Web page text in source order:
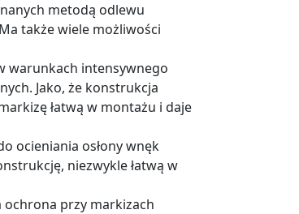
metodą odlewu
także wiele możliwości
warunkach intensywnego
Jako, że konstrukcja
łatwą w montażu i daje
ocieniania osłony wnęk
niezwykle łatwą w
przy markizach